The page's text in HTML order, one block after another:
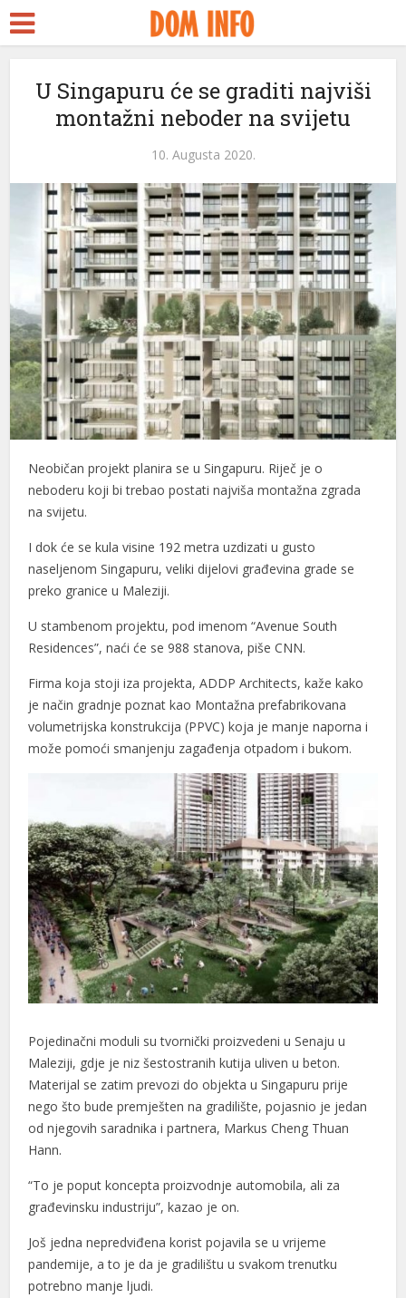
U Singapuru će se graditi najviši
montažni neboder na svijetu
10. Augusta 2020.
Neobičan projekt planira se u Singapuru. Riječ je o
neboderu koji bi trebao postati najviša montažna zgrada
na svijetu.
I dok će se kula visine 192 metra uzdizati u gusto
naseljenom Singapuru, veliki dijelovi građevina grade se
preko granice u Maleziji.
U stambenom projektu, pod imenom “Avenue South
Residences”, naći će se 988 stanova, piše CNN.
Firma koja stoji iza projekta, ADDP Architects, kaže kako
je način gradnje poznat kao Montažna prefabrikovana
volumetrijska konstrukcija (PPVC) koja je manje naporna i
može pomoći smanjenju zagađenja otpadom i bukom.
Pojedinačni moduli su tvornički proizvedeni u Senaju u
Maleziji, gdje je niz šestostranih kutija uliven u beton.
Materijal se zatim prevozi do objekta u Singapuru prije
nego što bude premješten na gradilište, pojasnio je jedan
od njegovih saradnika i partnera, Markus Cheng Thuan
Hann.
“To je poput koncepta proizvodnje automobila, ali za
građevinsku industriju”, kazao je on.
Još jedna nepredviđena korist pojavila se u vrijeme
pandemije, a to je da je gradilištu u svakom trenutku
potrebno manje ljudi.